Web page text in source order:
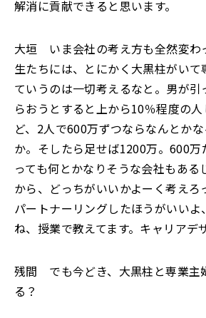
解消に貢献できると思います。
大垣 いま会社の考え方も全然変わ
生たちには、とにかく大黒柱がいて
ていうのは一切考えるなと。男が引
らおうとすると上から10％程度の
ど、2人で600万ずつならなんとか
か。そしたら足せば1200万。600万
っても何とかなりそうな会社もある
から、どっちがいいかよーく考えろ
パートナーリングしたほうがいいよ
ね、授業で教えてます。キャリア
残間 でも今どき、大黒柱と専業主
る？